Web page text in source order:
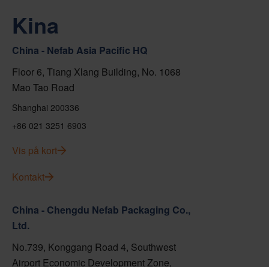
Kina
China - Nefab Asia Pacific HQ
Floor 6, Tiang Xlang Building, No. 1068
Mao Tao Road
Shanghai 200336
+86 021 3251 6903
Vis på kort
Kontakt
China - Chengdu Nefab Packaging Co.,
Ltd.
No.739, Konggang Road 4, Southwest
Airport Economic Development Zone,